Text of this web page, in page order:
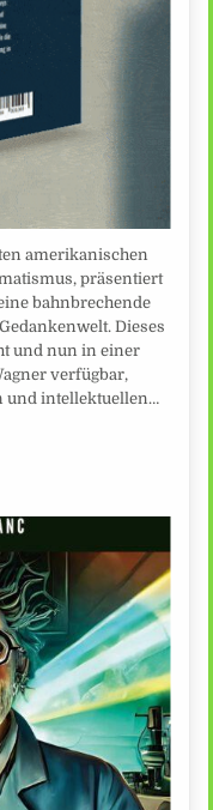
amerikanischen
präsentiert
bahnbrechende
Dieses
und nun in einer
verfügbar,
und intellektuellen…